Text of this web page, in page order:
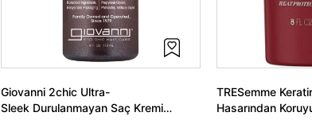
Giovanni 2chic Ultra-
Sleek Durulanmayan Saç Kremi
TRESemme
Hasarından